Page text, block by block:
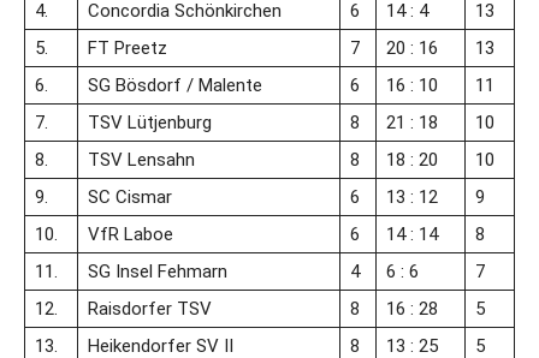
4.
Concordia Schönkirchen 6 14 : 4
13
5.
FT Preetz 7 20 : 16
13
6.
SG Bösdorf /​ Malente 6 16 : 10
11
7.
TSV Lütjenburg 8 21 : 18
10
8.
TSV Lensahn 8 18 : 20
10
9.
SC Cismar 6 13 : 12
9
10.
VfR Laboe 6 14 : 14
8
11.
SG Insel Fehmarn 4 6 : 6
7
12.
Raisdorfer TSV 8 16 : 28
5
13.
Heikendorfer SV II 8 13 : 25
5